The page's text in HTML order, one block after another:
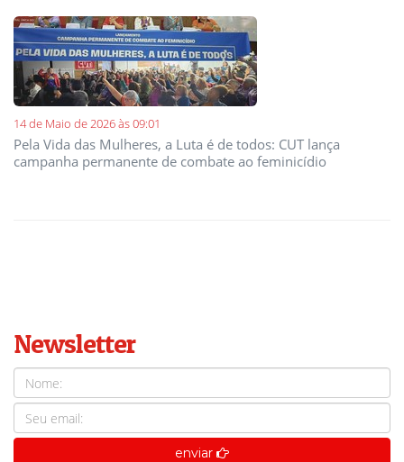
14 de Maio de 2026 às 09:01
Pela Vida das Mulheres, a Luta é de todos: CUT lança
campanha permanente de combate ao feminicídio
Newsletter
enviar